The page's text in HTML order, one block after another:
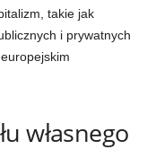
takie jak
i prywatnych
własnego